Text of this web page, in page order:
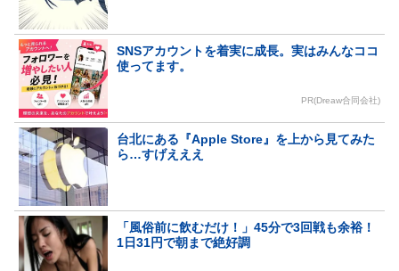
SNSアカウントを着実に成長。実はみんなココ
使ってます。
PR(Dreaw合同会社)
台北にある『Apple Store』を上から見てみた
ら…すげえええ
「風俗前に飲むだけ！」45分で3回戦も余裕！
1日31円で朝まで絶好調